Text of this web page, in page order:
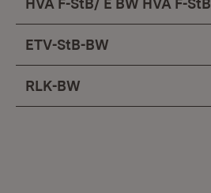
HVA F-StB/ E BW HVA F-StB
ETV-StB-BW
RLK-BW